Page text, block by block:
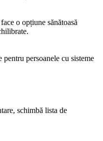
o opțiune sănătoasă
persoanele cu sisteme
schimbă lista de